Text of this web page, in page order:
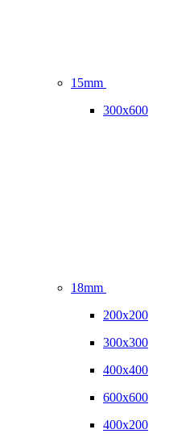
15mm
300x600
18mm
200x200
300x300
400x400
600x600
400x200